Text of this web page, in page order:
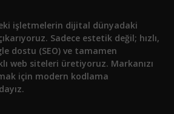
işletmelerin dijital dünyadaki
Sadece estetik değil; hızlı,
dostu (SEO) ve tamamen
web siteleri üretiyoruz. Markanızı
için modern kodlama